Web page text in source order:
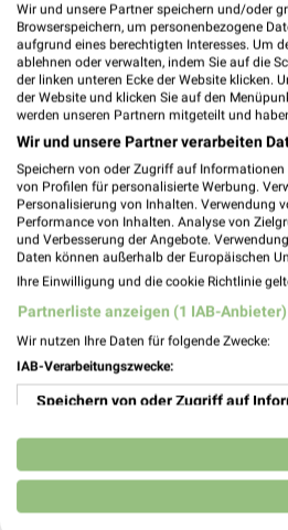
ÖPNV ANZEIGEN
Aktuelle Angebote
Anzahl Prospekte: 1
Letztes Prospektupdate:
Wir und unsere Partner speichern und/oder
Browserspeichern, um personenbezogene
aufgrund eines berechtigten Interesses. Um
ablehnen oder verwalten, indem Sie auf die
der linken unteren Ecke der Website klicken.
der Website und klicken Sie auf den
werden unseren Partnern mitgeteilt und
Wir und unsere Partner verarbeiten
Speichern von oder Zugriff auf
von Profilen für personalisierte Werbung.
Personalisierung von Inhalten. Verwendung
Performance von Inhalten. Analyse von
und Verbesserung der Angebote.
Daten können außerhalb der Europäischen
Ihre Einwilligung und die cookie Richtlinie
Partnerliste anzeigen (1 IAB-Anbieter)
Wir nutzen Ihre Daten für folgende Zwecke:
IAB-Verarbeitungszwecke:
Speichern von oder Zugriff auf
Verwendung reduzierter Daten zur
Erstellung von Profilen für